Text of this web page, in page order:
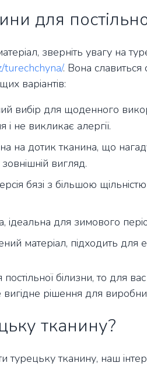
для
зверніть увагу на
turechchyna/. Вона славиться
варіантів:
вибір для щоденного
не викликає алергії.
на дотик тканина, що
зовнішній вигляд.
бязі з більшою
ідеальна для зимового
матеріал, підходить для
білизни, то для
рішення для
тканину?
турецьку тканину, наш